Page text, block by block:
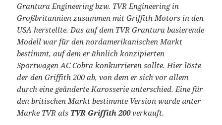
Grantura Engineering bzw. TVR Engineering in
Großbritannien zusammen mit Griffith Motors in den
USA herstellte. Das auf dem TVR Grantura basierende
Modell war für den nordamerikanischen Markt
bestimmt, auf dem er ähnlich konzipierten
Sportwagen AC Cobra konkurrieren sollte. Hier löste
der den Griffith 200 ab, von dem er sich vor allem
durch eine geänderte Karosserie unterschied. Eine für
den britischen Markt bestimmte Version wurde unter
Marke TVR als TVR Griffith 200verkauft.